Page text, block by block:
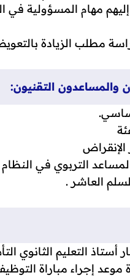
مهام المسؤولية في
مطلب الزيادة
والمساعدون التقنيون:
التربوي في
العاشر .
أستاذ التعليم الثانوي
موعد إجراء مباراة